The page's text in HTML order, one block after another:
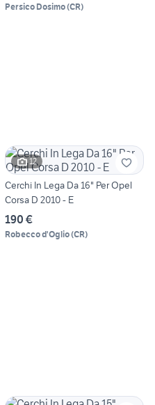
Persico Dosimo(CR)
12
Cerchi In Lega Da 16" Per Opel
Corsa D 2010 - E
190 €
Robecco d'Oglio(CR)